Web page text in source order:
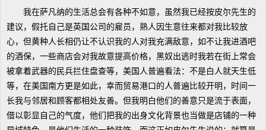
我在萨凡纳的生活总会有各种不如意，虽然我已经按皮尔先生的
建议，假托自己是英国公司的雇员，熟人因生意往来都对我比较放
心，但黄种人长相仍让不认识我的人对我充满敌意，如不让我进酒吧
的酒保，一些商店会对我故意提高价格，黑奴出逃时我若在街上常会
被拿着武器的民兵拦住盘查等，美国人普遍看法：不是白人就天生低
等，在美国南方更是如此，幸而贸易港口的人普遍比较开明，时间一
长我与邻居和顾客都相处友善。但我明白他们的善意只是流于表面，
借以彰显自己的气度，他们把我的出身文化背景也当做是店铺的一种